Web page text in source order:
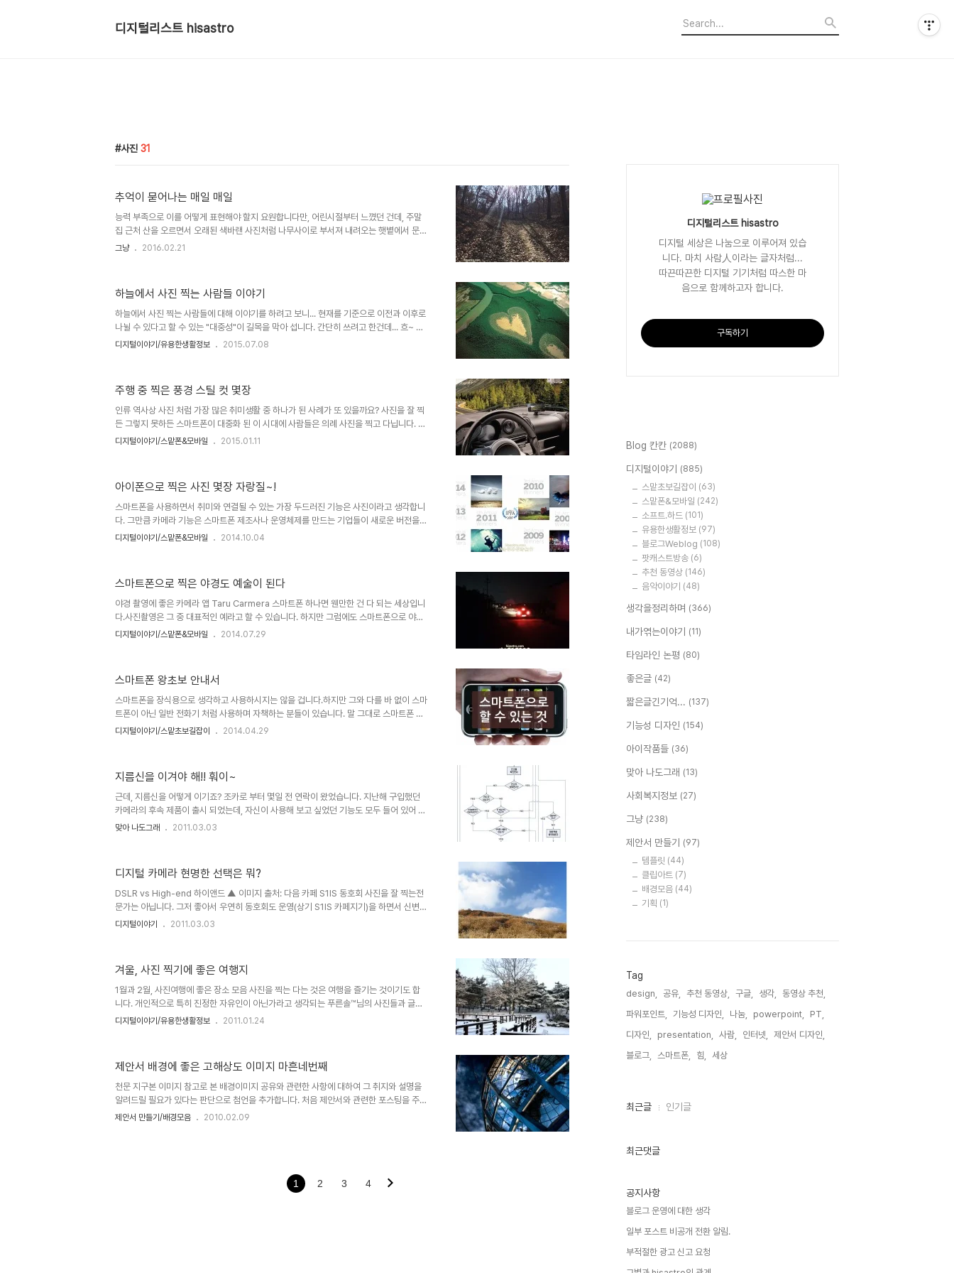
디지털리스트 hisastro
사진 31
추억이 묻어나는 매일 매일
능력 부족으로 이를 어떻게 표현해야 할지 요원합니다만, 어린시절부터 느꼈던 건데, 주말
집 근처 산을 오르면서 오래된 색바랜 사진처럼 나무사이로 부서져 내려오는 햇볕에서 문득
그런 생각이 들었습니다. 시간마다 달리 보이지만 서로 비슷한 수많은 날들의 햇볕도 그때
습니다. 그러면서 또다시 드는 오늘 이 순간도 언젠가 추억할 것이라는 생각과 함께 어느새
몸에 배인 습관처럼 사진을 찍고 있는 스스로를 마주합니다. 하루 하루를 살면서 햇볕에서
마저도 ..
그냥 2016.02.21
하늘에서 사진 찍는 사람들 이야기
하늘에서 사진 찍는 사람들에 대해 이야기를 하려고 보니... 현재를 기준으로 이전과 이후로
나뉠 수 있다고 할 수 있는 "대중성"이 길목을 막아 섭니다. 간단히 쓰려고 한건데... 흐~ 어
쨌든 이야기 하려고 했던 건 하늘에서 사진 찍는 사람들에 대한 간략한 소개였습니다. 정말
워낙 알려진 분이라서 더 언급하긴 그렇고... 보신 김에 멋진 그의 사진을 보시려면... 그의
공식 웹사이트 인 이미지 하단 링크(이미지 클릭으로도 가능)..
디지털이야기/유용한생활정보 2015.07.08
주행 중 찍은 풍경 스틸 컷 몇장
인류 역사상 사진 처럼 가장 많은 취미생활 중 하나가 된 사례가 또 있을까요? 사진을 잘 찍
든 그렇지 못하든 스마트폰이 대중화 된 이 시대에 사람들은 의례 사진을 찍고 다닙니다. 어
떤 기준이 있어서 전문적 식견에 따라 사진에 대한 견해는 있을지 몰라도 사진은 내 마음 가
준은 있죠. 머리 속에 어느 정도 구도를 잡고 그 그림이 사진으로 남겨지는 것을 상상하며...
셔터를 누릅니다. 전문성은 없지만 직관적인 감각이랄까요? ^^;그래서 사실 때때..
디지털이야기/스맡폰&모바일 2015.01.11
아이폰으로 찍은 사진 몇장 자랑질~!
스마트폰을 사용하면서 취미와 연결될 수 있는 가장 두드러진 기능은 사진이라고 생각합니
다. 그만큼 카메라 기능은 스마트폰 제조사나 운영체제를 만드는 기업들이 새로운 버전을
내놓을 때마다 가장 신경쓰는 부분이기도 합니다. 물론 게임을 제외하면 가장 많이 개발되
이폰으로 찍은 사진인가 할 만큼 대단 하더군요. iPPA 2014 선정작품 구경가기 저도 사진
을 좋아합니다. 그렇다고 잘 찍는 건 아니고... 그놈에 살리에리 증후군 때문에..
디지털이야기/스맡폰&모바일 2014.10.04
스마트폰으로 찍은 야경도 예술이 된다
야경 촬영에 좋은 카메라 앱 Taru Carmera 스마트폰 하나면 웬만한 건 다 되는 세상입니
다.사진촬영은 그 중 대표적인 예라고 할 수 있습니다. 하지만 그럼에도 스마트폰으로 야경
을 찍는 건 성능의 문제로 잘 찍히지 않을 거라 생각하는 분들이 의외로 많습니다. 그러나
진 관련 앱입니다. 아래는 석달 전 쯤 Taru Camera 앱으로 촬영한 어느 시골 마을 주변의
야경입니다. 촬영한 앱은 iOS용 Taru Camera라고 하는 2.99달러 ..
디지털이야기/스맡폰&모바일 2014.07.29
스마트폰 왕초보 안내서
스마트폰을 장식용으로 생각하고 사용하시지는 않을 겁니다.하지만 그와 다를 바 없이 스마
트폰이 아닌 일반 전화기 처럼 사용하며 자책하는 분들이 있습니다. 말 그대로 스마트폰 왕
초보! 오해는 하지 말아주세요. 나무라거나 조롱하려는 것이 아닙니다.이 글은 이런 분들을
로 그런 분들께 어떻게 하면 스마트폰을 잘 사용할 수 있도록 알려드릴까 고민한 분들도 계
실텐데... 인터넷에서 스마트폰 왕초보를 위한 글들을 찾아보면 외려 답답해지고 맙니다. 생
각만큼 좋은 ..
디지털이야기/스맡초보길잡이 2014.04.29
지름신을 이겨야 해!! 훠이~
근데, 지름신을 어떻게 이기죠? 조카로 부터 몇일 전 연락이 왔었습니다. 지난해 구입했던
카메라의 후속 제품이 출시 되었는데, 자신이 사용해 보고 싶었던 기능도 모두 들어 있어 너
무 좋아 보인다는 겁니다. 그러면서 지금 갖고 있는 카메라를 처분하고 얼마간 비용을 보태
해 저는 한가지를 확실히 인지하게 되었습니다. 판매하는 쪽에서는 지름신을 대동하고서 조
금이라도 소비자로 하여금 혹하도록 만드는 뭔가가 있다는 사실을 말입니다. 그건 쉽게 설
명할 ..
맞아 나도그래 2011.03.03
디지털 카메라 현명한 선택은 뭐?
DSLR vs High-end 하이앤드 ▲ 이미지 출처: 다음 카페 S1IS 동호회 사진을 잘 찍는전
문가는 아닙니다. 그저 좋아서 우연히 동호회도 운영(상기 S1IS 카페지기)을 하면서 신변잡
기 식으로 귀 동냥과 실제로 잘 찍힌 사진들을 따라 찍어 가면서 사진의 참 맛을 스스로 찾
않습니다. 최신의 제품 보다 기능적으로 떨어지고, 당연히 처음 구입했을 때 보다 제품의 성
능이 많이 저하 된 건 사실이지만... -.-; 오늘 시간이 되면.....
디지털이야기 2011.03.03
겨울, 사진 찍기에 좋은 여행지
1월과 2월, 사진여행에 좋은 장소 모음 사진을 찍는 다는 것은 여행을 즐기는 것이기도 합
니다. 개인적으로 특히 진정한 자유인이 아닌가라고 생각되는 푸른솔™님의 사진들과 글을
보면, 정말 부럽다는 생각을 하지 않을 수가 없는데, 푸른솔™님의 사진과 글들은 사진여행
울 사진 찍기 좋은 곳으로 정평이 나있는 우리 나라 곳곳의 보기 좋은 경치가 어디에 있는지
하나 씩 풀어 놓을까 생각하며 이를 실천에 옮깁니다. -그런데, 사실 글 준비를 위해이런 저
런..
디지털이야기/유용한생활정보 2011.01.24
제안서 배경에 좋은 고해상도 이미지 마흔네번째
천문 지구본 이미지 참고로 본 배경이미지 공유와 관련한 사항에 대하여 그 취지와 설명을
알려드릴 필요가 있다는 판단으로 첨언을 추가합니다. 처음 제안서와 관련한 포스팅을 주제
로 설정하고 블로그에 글을 올리게 되면서 이미지 공유를 생각했고, 저작권 등 여러 고민되
hisastro's PT템플릿 링크 썸네일 모음 ▣ ☆ ▣ 제안서 배경에 좋은 ..
제안서 만들기/배경모음 2010.02.09
1 2 3 4
디지털리스트 hisastro
디지털 세상은 나눔으로 이루어져 있습
니다. 마치 사람人이라는 글자처럼...
따끈따끈한 디지털 기기처럼 따스한 마
음으로 함께하고자 합니다.
구독하기
Blog 칸칸 (2088)
디지털이야기 (885)
스맡초보길잡이 (63)
스맡폰&모바일 (242)
소프트.하드 (101)
유용한생활정보 (97)
블로그Weblog (108)
팟캐스트방송 (6)
추천 동영상 (146)
음악이야기 (48)
생각을정리하며 (366)
내가엮는이야기 (11)
타임라인 논평 (80)
좋은글 (42)
짧은글긴기억... (137)
기능성 디자인 (154)
아이작품들 (36)
맞아 나도그래 (13)
사회복지정보 (27)
그냥 (238)
제안서 만들기 (97)
템플릿 (44)
클립아트 (7)
배경모음 (44)
기획 (1)
Tag
design, 공유, 추천 동영상, 구글, 생각,
동영상 추천,
파워포인트,
기능성 디자인, 나눔, powerpoint,
PT,
디자인,
presentation, 사람, 인터넷,
제안서 디자인,
블로그,
스마트폰, 힘, 세상,
최
인
최근글 인기글
최근댓글
공지사항
블로그 운영에 대한 생각
일부 포스트 비공개 전환 알림.
부적절한 광고 신고 요청